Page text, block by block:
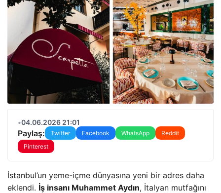
•04.06.2026 21:01
Paylaş: Twitter Facebook WhatsApp
Reddit
Pinterest
İstanbul’un yeme-içme dünyasına yeni bir adres daha
eklendi. İş insanı Muhammet Aydın, İtalyan mutfağını